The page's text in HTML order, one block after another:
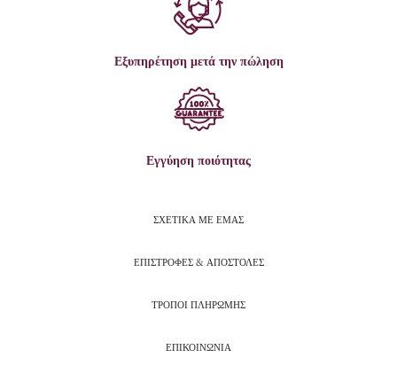
Εξυπηρέτηση μετά την πώληση
Εγγύηση ποιότητας
ΣΧΕΤΙΚΑ ΜΕ ΕΜΑΣ
ΕΠΙΣΤΡΟΦΕΣ & ΑΠΟΣΤΟΛΕΣ
ΤΡΟΠΟΙ ΠΛΗΡΩΜΗΣ
ΕΠΙΚΟΙΝΩΝΙΑ